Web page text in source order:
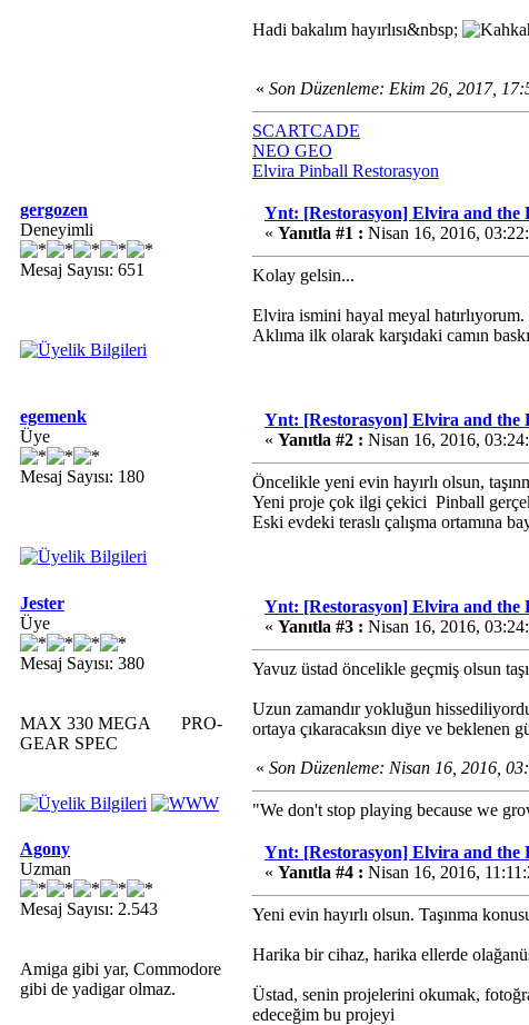
Hadi bakalım hayırlısı&nbsp;
« Son Düzenleme: Ekim 26, 2017,
SCARTCADE
NEO GEO
Elvira Pinball Restorasyon
gergozen
Deneyimli
Mesaj Sayısı: 651
Ynt: [Restorasyon] Elvira and the
« Yanıtla #1 : Nisan 16, 2016,
Kolay gelsin...
Elvira ismini hayal meyal
Aklıma ilk olarak karşıdaki camın
egemenk
Üye
Mesaj Sayısı: 180
Ynt: [Restorasyon] Elvira and the
« Yanıtla #2 : Nisan 16, 2016,
Öncelikle yeni evin hayırlı olsun,
Yeni proje çok ilgi çekici Pinball
Eski evdeki teraslı çalışma ortamına
Jester
Üye
Mesaj Sayısı: 380
MAX 330 MEGA PRO-
GEAR SPEC
Ynt: [Restorasyon] Elvira and the
« Yanıtla #3 : Nisan 16, 2016,
Yavuz üstad öncelikle geçmiş olsun
Uzun zamandır yokluğun
ortaya çıkaracaksın diye ve beklenen
« Son Düzenleme: Nisan 16, 2016,
"We don't stop playing because we
Agony
Uzman
Mesaj Sayısı: 2.543
Amiga gibi yar, Commodore
gibi de yadigar olmaz.
Ynt: [Restorasyon] Elvira and the
« Yanıtla #4 : Nisan 16, 2016,
Yeni evin hayırlı olsun. Taşınma
Harika bir cihaz, harika ellerde
Üstad, senin projelerini okumak,
edeceğim bu projeyi